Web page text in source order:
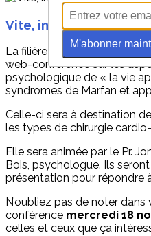
Vite, inscrivez-vous !
La filière FAVA-Multi
web-conférence sur les
psychologique de « la vie
syndromes de Marfan et
Celle-ci sera à destination
les types de chirurgie
Elle sera animée par le Pr.
Bois, psychologue. Ils
présentation pour répondre
N’oubliez pas de noter
conférence mercredi 18
celles et ceux que ça
M'abonner